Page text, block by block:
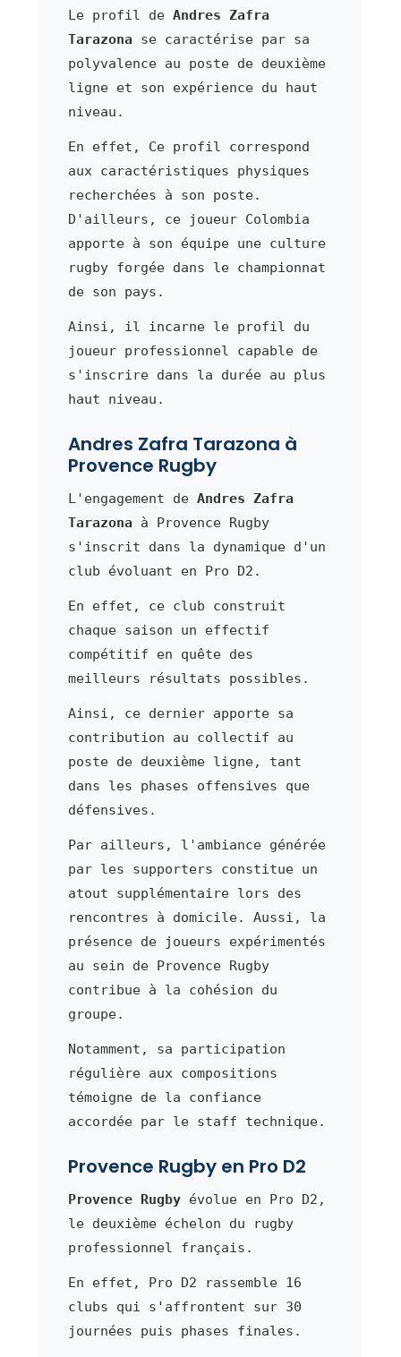
Le profil de Andres Zafra
Tarazona se caractérise par sa
polyvalence au poste de deuxième
ligne et son expérience du haut
niveau.
En effet, Ce profil correspond
aux caractéristiques physiques
recherchées à son poste.
D'ailleurs, ce joueur Colombia
apporte à son équipe une culture
rugby forgée dans le championnat
de son pays.
Ainsi, il incarne le profil du
joueur professionnel capable de
s'inscrire dans la durée au plus
haut niveau.
Andres Zafra Tarazona à
Provence Rugby
L'engagement de Andres Zafra
Tarazona à Provence Rugby
s'inscrit dans la dynamique d'un
club évoluant en Pro D2.
En effet, ce club construit
chaque saison un effectif
compétitif en quête des
meilleurs résultats possibles.
Ainsi, ce dernier apporte sa
contribution au collectif au
poste de deuxième ligne, tant
dans les phases offensives que
défensives.
Par ailleurs, l'ambiance générée
par les supporters constitue un
atout supplémentaire lors des
rencontres à domicile. Aussi, la
présence de joueurs expérimentés
au sein de Provence Rugby
contribue à la cohésion du
groupe.
Notamment, sa participation
régulière aux compositions
témoigne de la confiance
accordée par le staff technique.
Provence Rugby en Pro D2
Provence Rugbyévolue en Pro D2,
le deuxième échelon du rugby
professionnel français.
En effet, Pro D2 rassemble 16
clubs qui s'affrontent sur 30
journées puis phases finales.